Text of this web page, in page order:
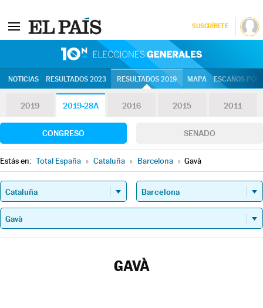
SUSCRÍBETE
NOTICIAS RESULTADOS 2023 RESULTADOS 2019 MAPA ESCAÑOS
2019 2019-28A 2016 2015 2011
CONGRESO SENADO
Estás en: Total España » Cataluña » Barcelona » Gavà
GAVÀ